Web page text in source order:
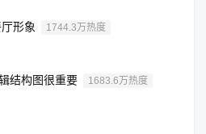
形象 1744.3万热度
结构图很重要 1683.6万热度